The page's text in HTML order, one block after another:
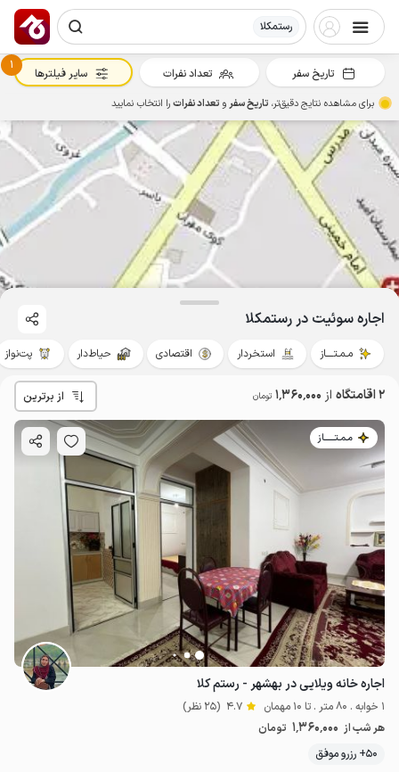
رستمکلا
3.5 میلیون ت
اجاره سوئیت در رستمکلا
مـمـتــــاز استخردار اقتصادی حیاط‌دار پت‌نواز
2 اقامتگاه از 1٬360٬000 تومان از برترین
مـمـتــــــاز
اجاره خانه ویلایی در بهشهر - رستم کلا
1 خوابه . 80 متر . تا 10 مهمان 4.7 (25 نظر)
هر شب از 1٬360٬000 تومان
50+ رزرو موفق
تاریخ سفر تعداد نفرات
1
سایر فیلترها
برای مشاهده نتایج دقیق‌تر، تاریخ سفرو تعداد نفراترا انتخاب نمایید